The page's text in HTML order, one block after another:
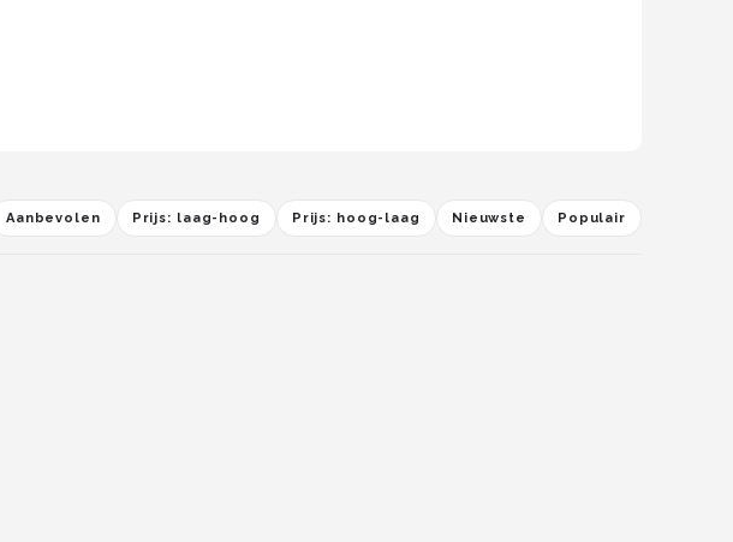
Aanbevolen Prijs: laag-hoog Prijs: hoog-laag Nieuwste Populair